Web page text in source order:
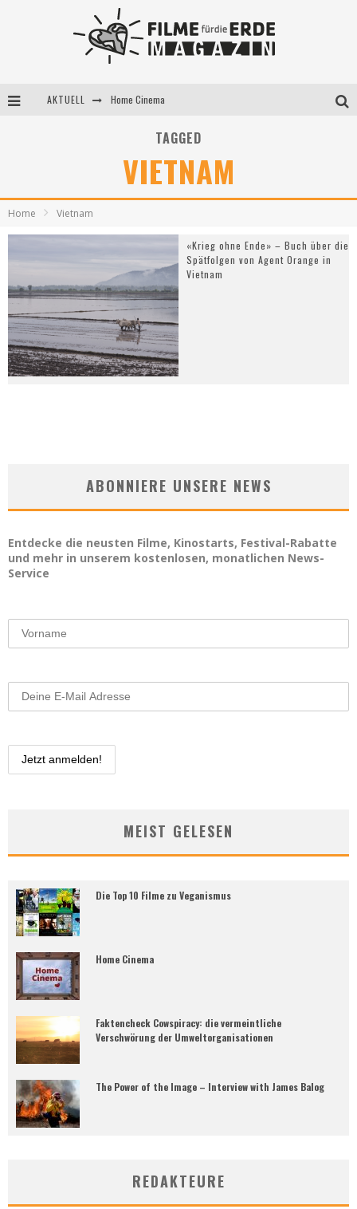
AKTUELL Home Cinema
5 Fragen, 3 Festivalpartner*innen
TAGGED
VIETNAM
Home Vietnam
«Krieg ohne Ende» – Buch über die
Spätfolgen von Agent Orange in
Vietnam
ABONNIERE UNSERE NEWS
Entdecke die neusten Filme, Kinostarts, Festival-Rabatte
und mehr in unserem kostenlosen, monatlichen News-
Service
MEIST GELESEN
Die Top 10 Filme zu Veganismus
Home Cinema
Faktencheck Cowspiracy: die vermeintliche
Verschwörung der Umweltorganisationen
The Power of the Image – Interview with James Balog
REDAKTEURE